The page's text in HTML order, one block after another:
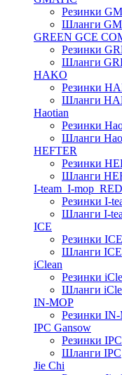
Резинки
Шланги
GREEN GCE
Резинки
Шланги
HAKO
Резинки
Шланги
Haotian
Резинки
Шланги
HEFTER
Резинки
Шланги
I-team_I-
Резинки I-
Шланги I-
ICE
Резинки ICE
Шланги ICE
iClean
Резинки
Шланги
IN-MOP
Резинки
IPC Gansow
Резинки IPC
Шланги IPC
Jie Chi